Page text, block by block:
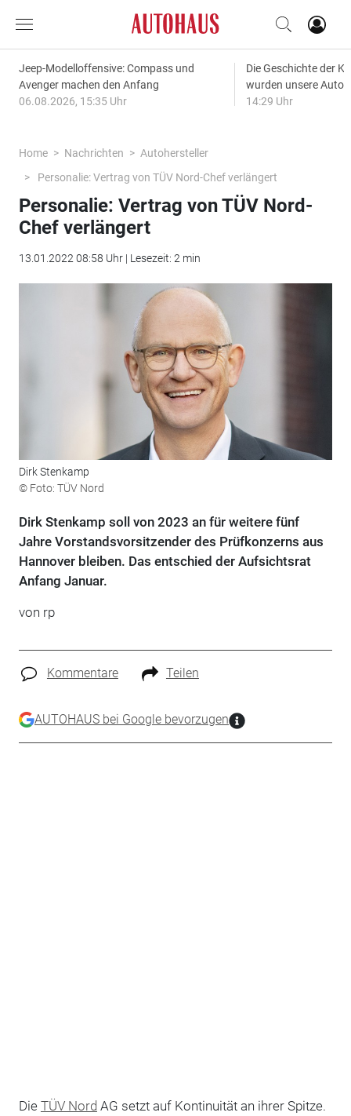
Jeep-Modelloffensive: Compass und
Avenger machen den Anfang
06.08.2026, 15:35 Uhr
Die Geschichte der
wurden unsere
14:29 Uhr
Home Nachrichten
Autohersteller
Personalie: Vertrag von TÜV Nord-Chef verlängert
Personalie: Vertrag von TÜV Nord-
Chef verlängert
13.01.2022 08:58 Uhr | Lesezeit: 2 min
Dirk Stenkamp
© Foto: TÜV Nord
Dirk Stenkamp soll von 2023 an für weitere fünf
Jahre Vorstandsvorsitzender des Prüfkonzerns aus
Hannover bleiben. Das entschied der Aufsichtsrat
Anfang Januar.
von rp
Kommentare Teilen
AUTOHAUS bei Google bevorzugen
Die TÜV Nord AG setzt auf Kontinuität an ihrer Spitze.